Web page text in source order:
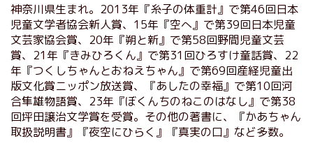
神奈川県生まれ。2013年『糸子の体重計』で第46回日本
児童文学者協会新人賞、15年『空へ』で第39回日本児童
文芸家協会賞、20年『朔と新』で第58回野間児童文芸
賞、21年『きみひろくん』で第31回ひろすけ童話賞、22
年『つくしちゃんとおねえちゃん』で第69回産経児童出
版文化賞ニッポン放送賞、『あしたの幸福』で第10回河
合隼雄物語賞、23年『ぼくんちのねこのはなし』で第38
回坪田譲治文学賞を受賞。その他の著書に、『かあちゃん
取扱説明書』『夜空にひらく』『真実の口』など多数。